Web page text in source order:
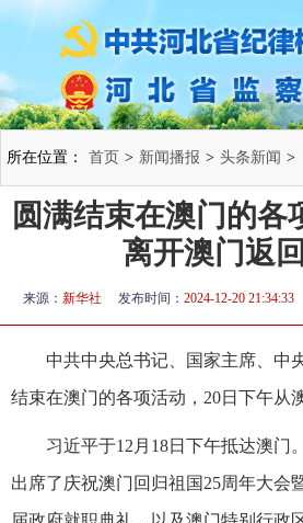
所在位置： 首页 > 新闻播报 > 头条新闻 >
圆满结束在澳门的各
离开澳门返
来源： 新华社 发布时间： 2024-12-20 21:34:33
中共中央总书记、国家主席、中
结束在澳门的各项活动，20日下午从
习近平于12月18日下午抵达澳门
出席了庆祝澳门回归祖国25周年大会